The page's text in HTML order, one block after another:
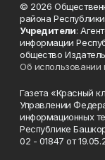
© 2026
района
Учредители:
информации
общество
Об использовании
Газета «Красный
Управлении
информационных
Республике
02 - 01847 от